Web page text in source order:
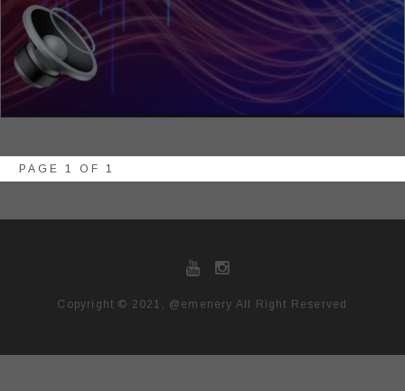
PAGE 1 OF 1
Copyright © 2021, @emenery All Right Reserved